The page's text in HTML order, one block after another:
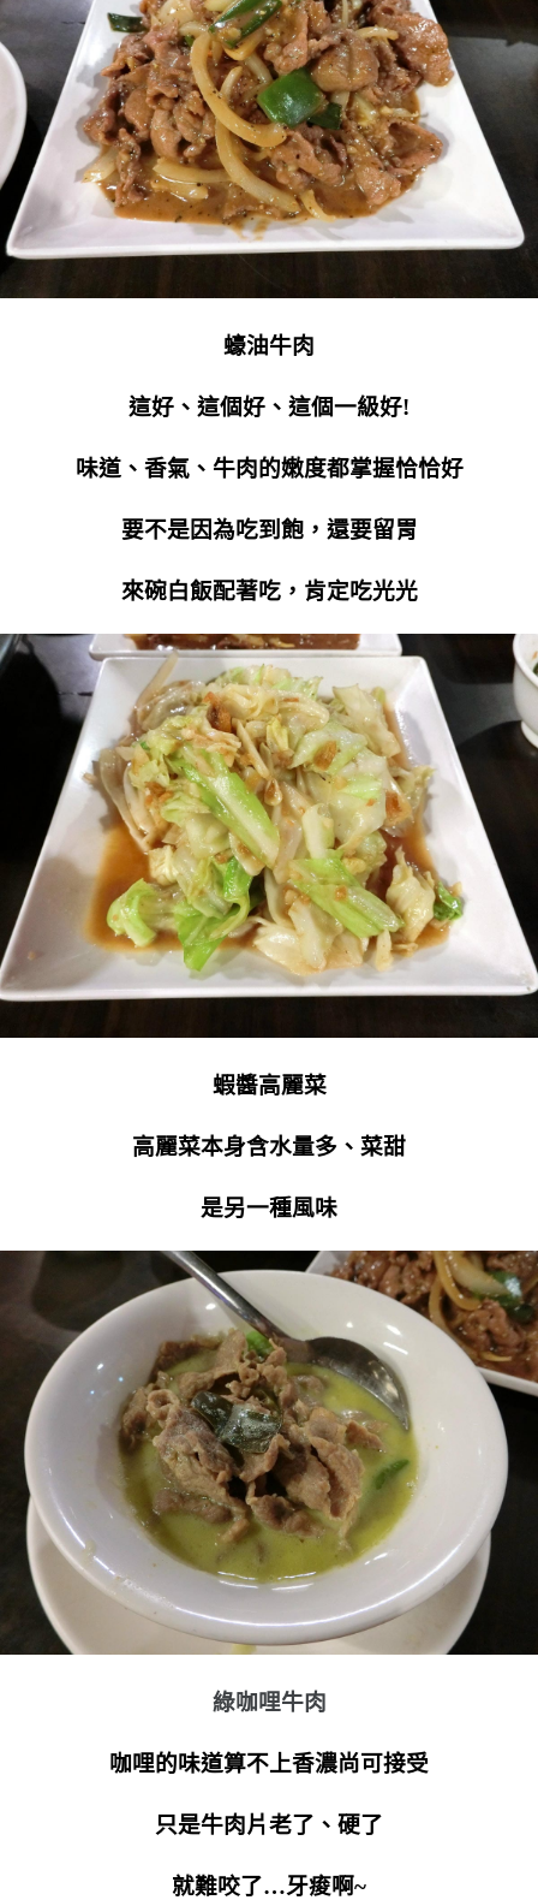
蠔油牛肉
這好、這個好、這個一級好!
味道、香氣、牛肉的嫩度都掌握恰恰好
要不是因為吃到飽，還要留胃
來碗白飯配著吃，肯定吃光光
蝦醬高麗菜
高麗菜本身含水量多、菜甜
是另一種風味
綠咖哩牛肉
咖哩的味道算不上香濃尚可接受
只是牛肉片老了、硬了
就難咬了…牙痠啊~